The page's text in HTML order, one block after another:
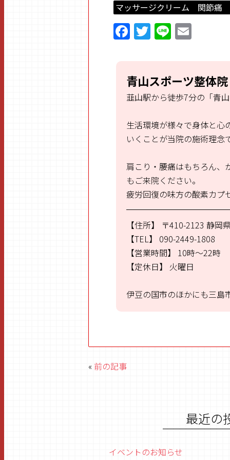
マッサージクリーム 関節痛
F
ce
b
o
k
T
itt
er
Li
e ai
l
青山スポーツ整体院
韮山駅から徒歩7分の「青
生活環境が様々で身体と心
いくことが当院の施術理念
肩こり・腰痛はもちろん、
もご来院ください。
疲労回復の味方の酸素カプ
【住所】 〒410-2123 静岡
【TEL】
090-2449-1808
【営業時間】
10時～22時
【定休日】
火曜日
伊豆の国市のほかにも三島
« 前の記事
最近の
イベントのお知らせ